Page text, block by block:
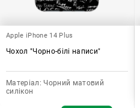
Apple iPhone 14 Plus
Чохол "Чорно-білі написи"
Матеріал: Чорний матовий
силікон